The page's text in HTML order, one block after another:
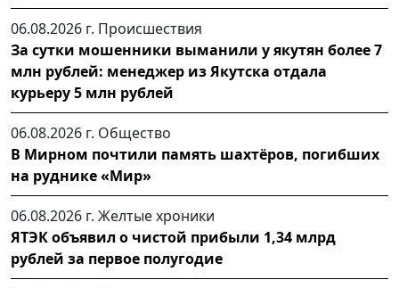
06.08.2026 г. Происшествия
За сутки мошенники выманили у якутян более 7
млн рублей: менеджер из Якутска отдала
курьеру 5 млн рублей
06.08.2026 г. Общество
В Мирном почтили память шахтёров, погибших
на руднике «Мир»
06.08.2026 г. Желтые хроники
ЯТЭК объявил о чистой прибыли 1,34 млрд
рублей за первое полугодие